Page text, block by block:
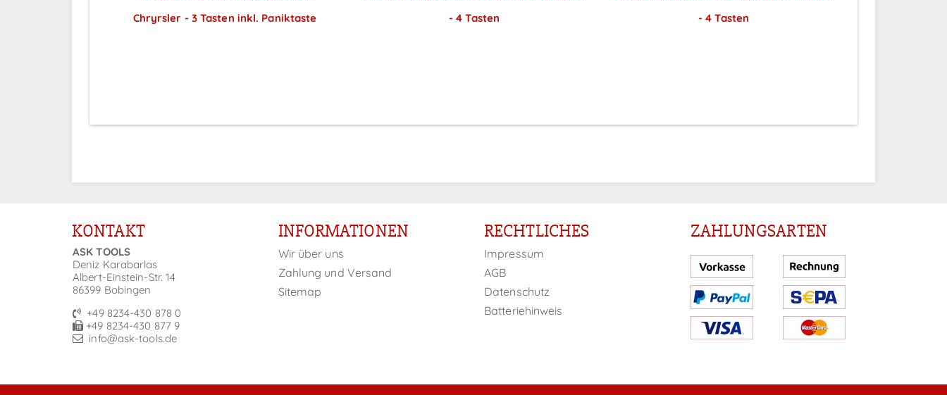
Chryrsler - 3 Tasten inkl. Paniktaste
- 4 Tasten
- 4 Tasten
KONTAKT
ASK TOOLS
Deniz Karabarlas
Albert-Einstein-Str. 14
86399 Bobingen
+49 8234-430 878 0
+49 8234-430 877 9
info@ask-tools.de
INFORMATIONEN
Wir über uns
Zahlung und Versand
Sitemap
RECHTLICHES
Impressum
AGB
Datenschutz
Batteriehinweis
ZAHLUNGSARTEN